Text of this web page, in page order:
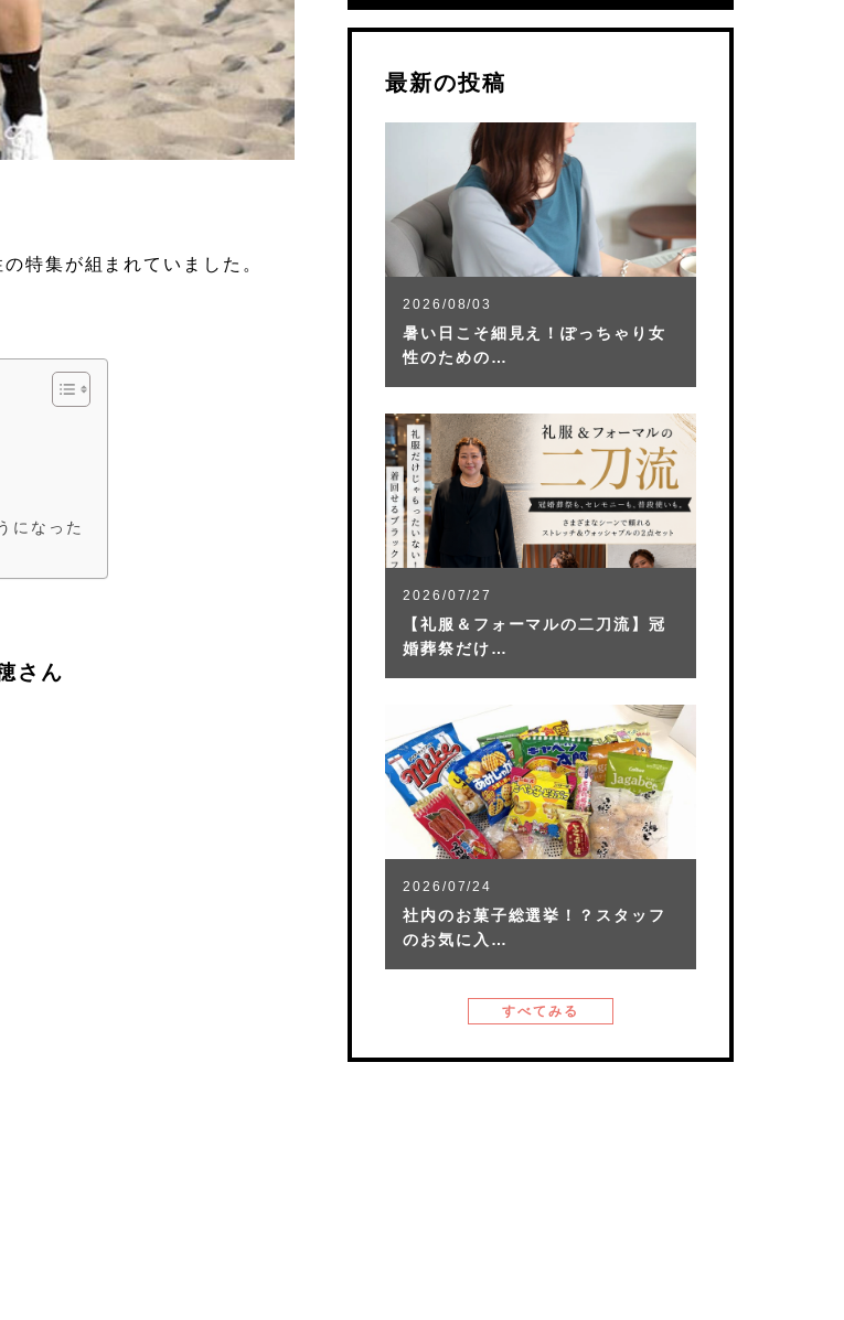
特集が組まれていました。
になった
さん
最新の投稿
2026/08/03
暑い日こそ細見え！ぽっちゃり女
性のための…
2026/07/27
【礼服＆フォーマルの二刀流】冠
婚葬祭だけ…
2026/07/24
社内のお菓子総選挙！？スタッフ
のお気に入…
すべてみる